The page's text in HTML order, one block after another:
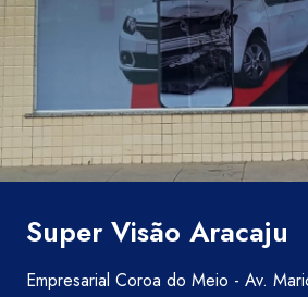
Super Visão Aracaju
Empresarial Coroa do Meio - Av.